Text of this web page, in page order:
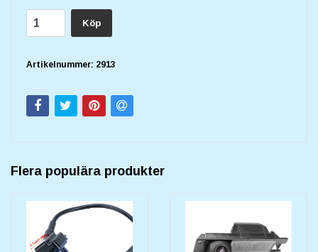
Köp
Artikelnummer: 2913
Flera populära produkter